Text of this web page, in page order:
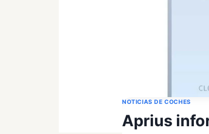
NOTICIAS DE COCHES
Aprius